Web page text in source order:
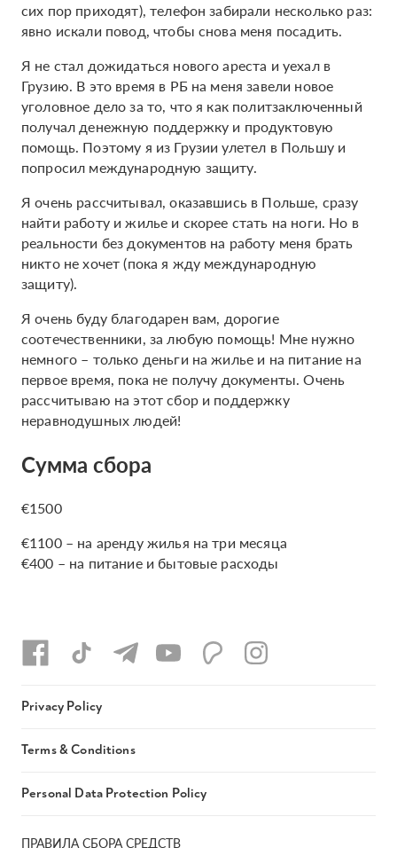
сих пор приходят), телефон забирали несколько раз:
явно искали повод, чтобы снова меня посадить.
Я не стал дожидаться нового ареста и уехал в
Грузию. В это время в РБ на меня завели новое
уголовное дело за то, что я как политзаключенный
получал денежную поддержку и продуктовую
помощь. Поэтому я из Грузии улетел в Польшу и
попросил международную защиту.
Я очень рассчитывал, оказавшись в Польше, сразу
найти работу и жилье и скорее стать на ноги. Но в
реальности без документов на работу меня брать
никто не хочет (пока я жду международную
защиту).
Я очень буду благодарен вам, дорогие
соотечественники, за любую помощь! Мне нужно
немного – только деньги на жилье и на питание на
первое время, пока не получу документы. Очень
рассчитываю на этот сбор и поддержку
неравнодушных людей!
Сумма сбора
€1500
€1100 – на аренду жилья на три месяца
€400 – на питание и бытовые расходы
ПРАВИЛА СБОРА СРЕДСТВ
Privacy Policy
Terms & Conditions
Personal Data Protection Policy